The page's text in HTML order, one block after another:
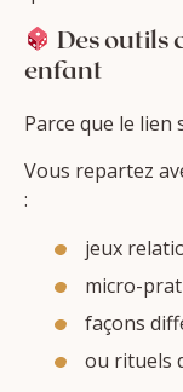
Des outils
enfant
Parce que le
Vous repartez
:
jeux
micro-
façons
ou rituels